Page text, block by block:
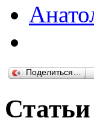
Поделиться…